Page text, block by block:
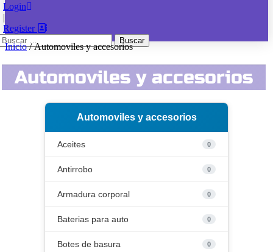
Login
|
Register
Inicio/ Automoviles y accesorios
Automoviles y accesorios
Automoviles y accesorios
Aceites 0
Antirrobo 0
Armadura corporal 0
Baterias para auto 0
Botes de basura 0